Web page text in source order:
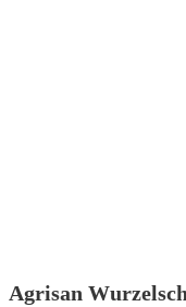
Agrisan